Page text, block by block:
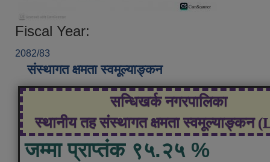
Fiscal Year:
2082/83
संस्थागत क्षमता स्वमूल्याङ्कन
सन्धिखर्क नगरपालिका
स्थानीय तह संस्थागत क्षमता स्वमूल्याङ्कन
जम्मा प्राप्तंक ९५.२५ %